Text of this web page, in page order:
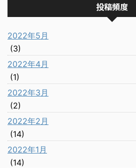
投稿頻度
2022年5月
(3)
2022年4月
(1)
2022年3月
(2)
2022年2月
(14)
2022年1月
(14)